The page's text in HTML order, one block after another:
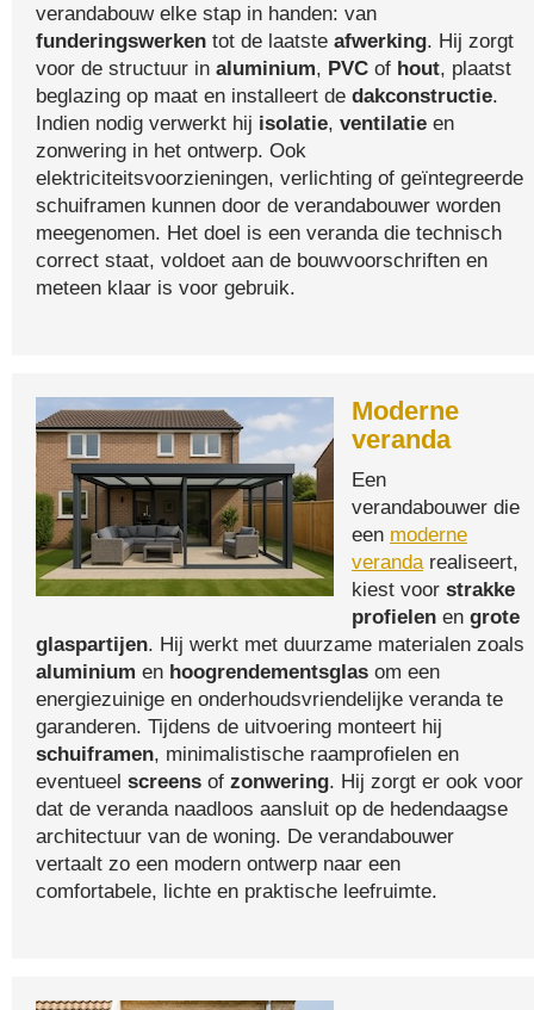
verandabouw elke stap in handen: van
funderingswerken tot de laatste afwerking. Hij zorgt
voor de structuur in aluminium, PVC of hout, plaatst
beglazing op maat en installeert de dakconstructie.
Indien nodig verwerkt hij isolatie, ventilatie en
zonwering in het ontwerp. Ook
elektriciteitsvoorzieningen, verlichting of geïntegreerde
schuiframen kunnen door de verandabouwer worden
meegenomen. Het doel is een veranda die technisch
correct staat, voldoet aan de bouwvoorschriften en
meteen klaar is voor gebruik.
Moderne
veranda
Een
verandabouwer die
een moderne
verandarealiseert,
kiest voor strakke
profielen en grote
glaspartijen. Hij werkt met duurzame materialen zoals
aluminium en hoogrendementsglas om een
energiezuinige en onderhoudsvriendelijke veranda te
garanderen. Tijdens de uitvoering monteert hij
schuiframen, minimalistische raamprofielen en
eventueel screens of zonwering. Hij zorgt er ook voor
dat de veranda naadloos aansluit op de hedendaagse
architectuur van de woning. De verandabouwer
vertaalt zo een modern ontwerp naar een
comfortabele, lichte en praktische leefruimte.